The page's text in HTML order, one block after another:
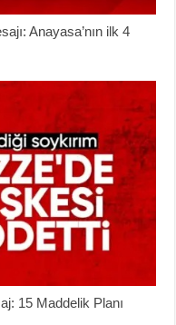
Anayasa’nın ilk 4
15 Maddelik Planı